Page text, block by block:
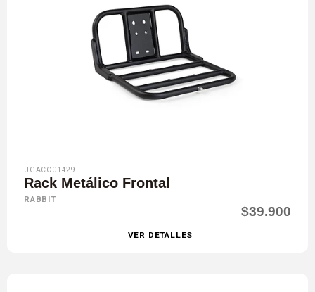
UGACC01429
Rack Metálico Frontal
RABBIT
$39.900
VER DETALLES